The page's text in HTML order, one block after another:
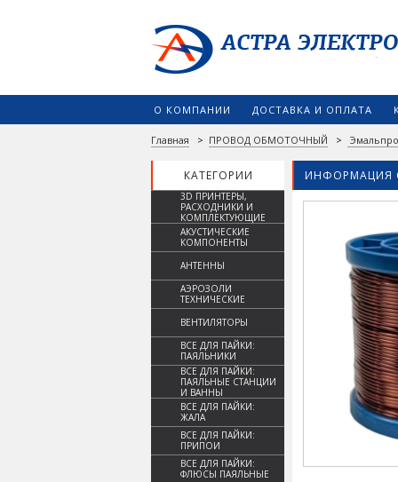
О КОМПАНИИ ДОСТАВКА И ОПЛАТА
Главная > ПРОВОД ОБМОТОЧНЫЙ >
КАТЕГОРИИ ИНФОРМАЦИЯ
3D ПРИНТЕРЫ,
РАСХОДНИКИ И
КОМПЛЕКТУЮЩИЕ
АКУСТИЧЕСКИЕ
КОМПОНЕНТЫ
АНТЕННЫ
АЭРОЗОЛИ
ТЕХНИЧЕСКИЕ
ВЕНТИЛЯТОРЫ
ВСЕ ДЛЯ ПАЙКИ:
ПАЯЛЬНИКИ
ВСЕ ДЛЯ ПАЙКИ:
ПАЯЛЬНЫЕ СТАНЦИИ
И ВАННЫ
ВСЕ ДЛЯ ПАЙКИ:
ЖАЛА
ВСЕ ДЛЯ ПАЙКИ:
ПРИПОИ
ВСЕ ДЛЯ ПАЙКИ:
ФЛЮСЫ ПАЯЛЬНЫЕ